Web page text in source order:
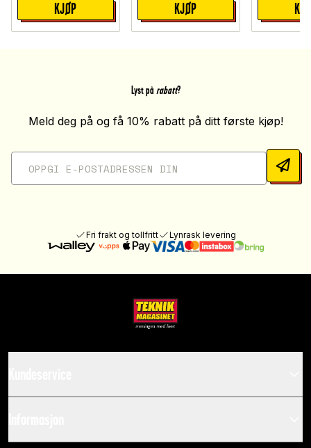
KJØP KJØP
Lyst på rabatt?
Meld deg på og få 10% rabatt på ditt første kjøp!
Fri frakt og tollfritt Lynrask levering